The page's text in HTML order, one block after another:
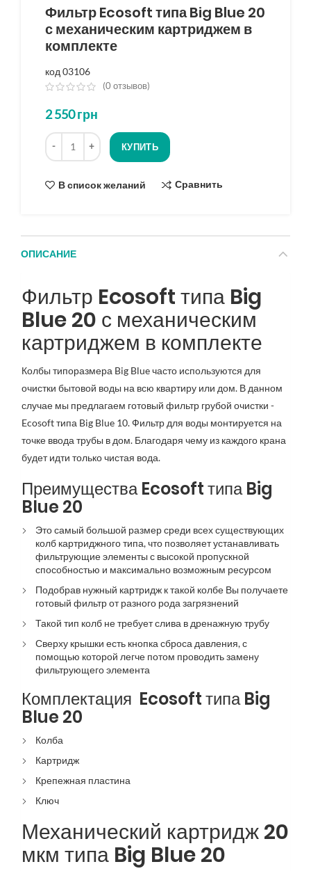
Фильтр Ecosoft типа Big Blue 20
с механическим картриджем в
комплекте
код 03106
(0 отзывов)
2 550грн
Количество
КУПИТЬ
В список желаний Сравнить
ОПИСАНИЕ
Фильтр Ecosoft типа Big
Blue 20 с механическим
картриджем в комплекте
Колбы типоразмера Big Blue часто используются для
очистки бытовой воды на всю квартиру или дом. В данном
случае мы предлагаем готовый фильтр грубой очистки -
Ecosoft типа Big Blue 10. Фильтр для воды монтируется на
точке ввода трубы в дом. Благодаря чему из каждого крана
будет идти только чистая вода.
Преимущества Ecosoft типа Big
Blue 20
Это самый большой размер среди всех существующих
колб картриджного типа, что позволяет устанавливать
фильтрующие элементы с высокой пропускной
способностью и максимально возможным ресурсом
Подобрав нужный картридж к такой колбе Вы получаете
готовый фильтр от разного рода загрязнений
Такой тип колб не требует слива в дренажную трубу
Сверху крышки есть кнопка сброса давления, с
помощью которой легче потом проводить замену
фильтрующего элемента
Комплектация Ecosoft типа Big
Blue 20
Колба
Картридж
Крепежная пластина
Ключ
Механический картридж 20
мкм типа Big Blue 20